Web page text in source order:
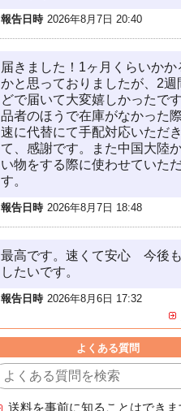
報告日時 2026年8月7日 20:40
届きました！1ヶ月くらいかか
かと思っておりましたが、2週
どで届いて大変嬉しかったで
品者のほうで在庫がなかった
速に代替にて手配対応いただ
て、感謝です。また中国大陸
い物をする際に使わせていた
す。
報告日時 2026年8月7日 18:48
最高です。速くて安心 今後
したいです。
報告日時 2026年8月6日 17:32
よくある質問
送料を事前に知ることはできま